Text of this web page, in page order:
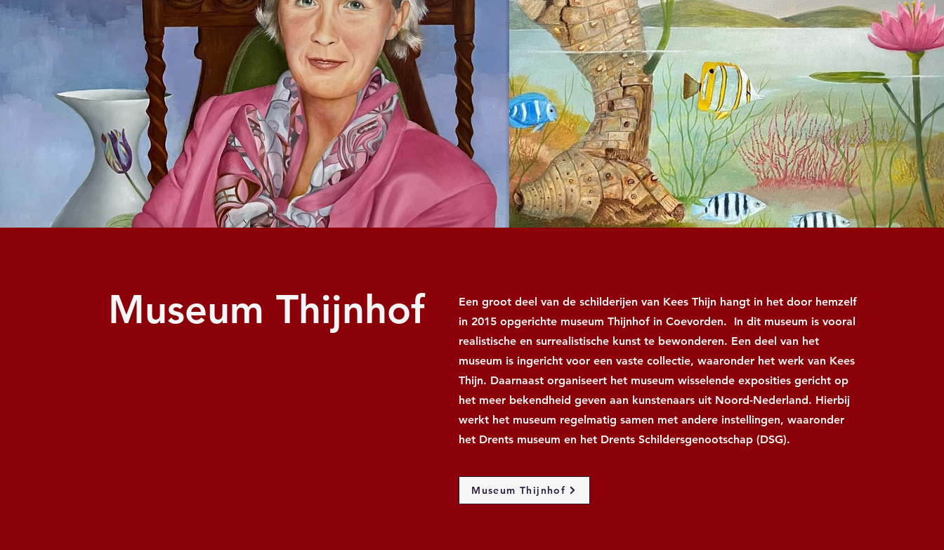
Museum Thijnhof
Een groot deel van de schilderijen van Kees Thijn hangt in het door hemzelf
in 2015 opgerichte museum Thijnhof in Coevorden. In dit museum is vooral
realistische en surrealistische kunst te bewonderen. Een deel van het
museum is ingericht voor een vaste collectie, waaronder het werk van Kees
Thijn. Daarnaast organiseert het museum wisselende exposities gericht op
het meer bekendheid geven aan kunstenaars uit Noord-Nederland. Hierbij
werkt het museum regelmatig samen met andere instellingen, waaronder
het Drents museum en het Drents Schildersgenootschap (DSG).
Museum Thijnhof